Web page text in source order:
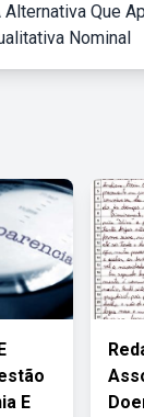
Que
Nominal
E